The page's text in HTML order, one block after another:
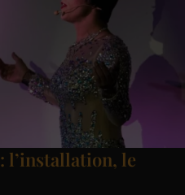
l’installation, le